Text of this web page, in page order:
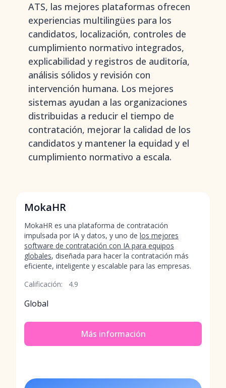
ATS, las mejores plataformas ofrecen
experiencias multilingües para los
candidatos, localización, controles de
cumplimiento normativo integrados,
explicabilidad y registros de auditoría,
análisis sólidos y revisión con
intervención humana. Los mejores
sistemas ayudan a las organizaciones
distribuidas a reducir el tiempo de
contratación, mejorar la calidad de los
candidatos y mantener la equidad y el
cumplimiento normativo a escala.
MokaHR
MokaHR es una plataforma de contratación
impulsada por IA y datos, y uno de los mejores
software de contratación con IA para equipos
globales, diseñada para hacer la contratación más
eficiente, inteligente y escalable para las empresas.
Calificación:
4.9
Global
Más información